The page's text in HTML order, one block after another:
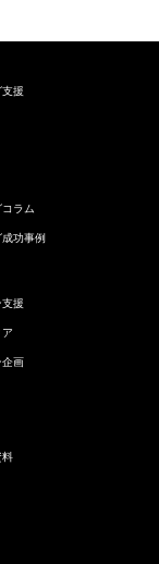
援
ラム
功事例
援
画
料